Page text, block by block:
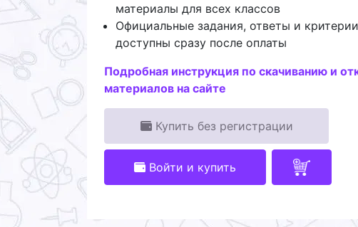
материалы для всех классов
Официальные задания, ответы и
доступны сразу после оплаты
Подробная инструкция по скачиванию и
материалов на сайте
Купить без регистрации
Войти и купить